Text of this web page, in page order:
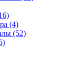
(4)
(52)